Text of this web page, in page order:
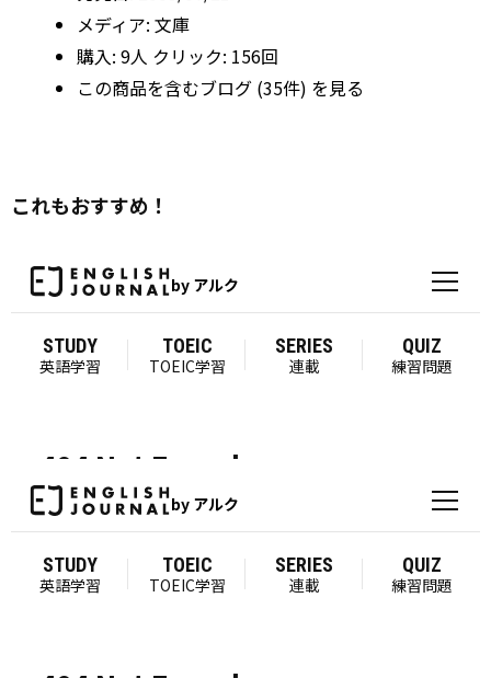
メディア: 文庫
購入: 9人 クリック: 156回
この商品を含むブログ (35件) を見る
これもおすすめ！